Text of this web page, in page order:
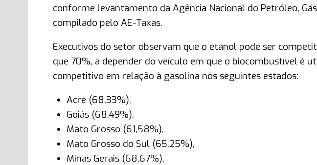
conforme levantamento da Agência Nacional do Petróleo,
compilado pelo AE-Taxas.
Executivos do setor observam que o etanol pode ser
que 70%, a depender do veículo em que o biocombustível é
competitivo em relação à gasolina nos seguintes estados:
Acre (68,33%),
Goiás (68,49%),
Mato Grosso (61,58%),
Mato Grosso do Sul (65,25%),
Minas Gerais (68,67%),